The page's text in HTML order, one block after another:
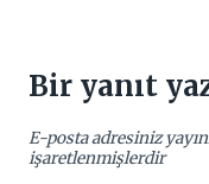
Bir yanıt
E-posta adresiniz
işaretlenmişlerdir